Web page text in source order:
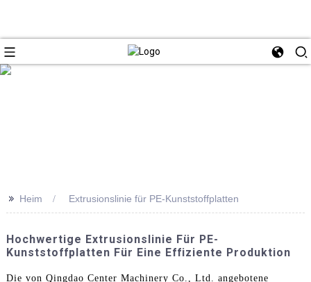
>> Heim Extrusionslinie für PE-Kunststoffplatten
Hochwertige Extrusionslinie Für PE-
Kunststoffplatten Für Eine Effiziente Produktion
Die von Qingdao Center Machinery Co., Ltd. angebotene